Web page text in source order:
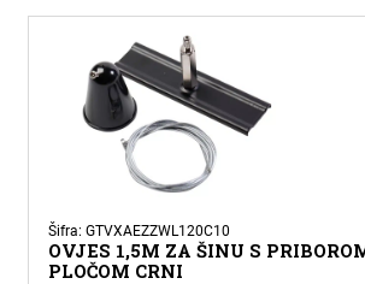
3F
Šifra: GTVXAEZZWL120C10
OVJES 1,5M ZA ŠINU S
PLOČOM CRNI